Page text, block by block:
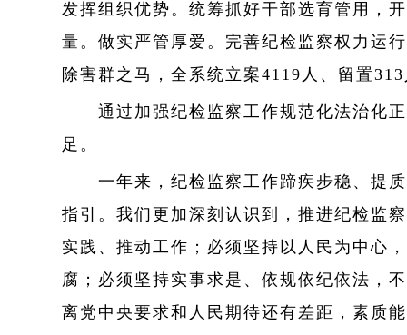
发挥组织优势。统筹抓好干部选育管用，
量。做实严管厚爱。完善纪检监察权力运
除害群之马，全系统立案4119人、留置
通过加强纪检监察工作规范化法治化正
足。
一年来，纪检监察工作蹄疾步稳、提质
指引。我们更加深刻认识到，推进纪检监
实践、推动工作；必须坚持以人民为中心
腐；必须坚持实事求是、依规依纪依法，
离党中央要求和人民期待还有差距，素质